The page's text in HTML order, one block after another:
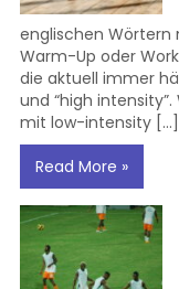
englischen Wörtern
Warm-Up oder
die aktuell immer
und “high
mit low-intensity […]
Read More »